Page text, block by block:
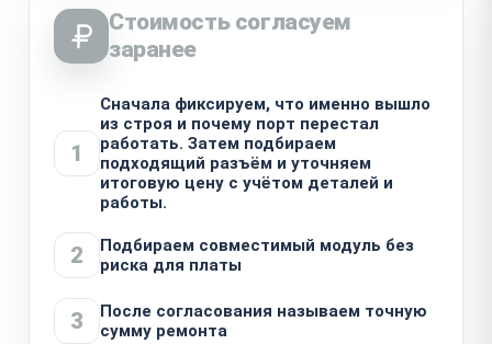
Стоимость согласуем
заранее
1
Сначала фиксируем, что именно вышло
из строя и почему порт перестал
работать. Затем подбираем
подходящий разъём и уточняем
итоговую цену с учётом деталей и
работы.
2
Подбираем совместимый модуль без
риска для платы
3
После согласования называем точную
сумму ремонта